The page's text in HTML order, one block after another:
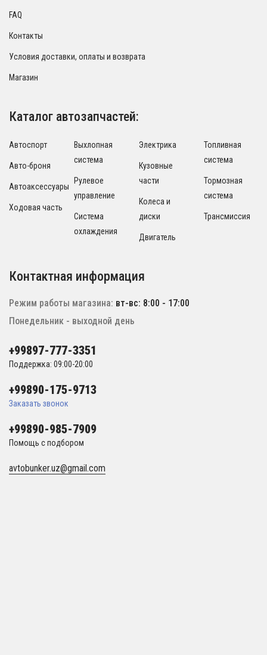
FAQ
Контакты
Условия доставки, оплаты и возврата
Магазин
Каталог автозапчастей:
Автоспорт
Авто-броня
Автоаксессуары
Ходовая часть
Выхлопная
система
Рулевое
управление
Система
охлаждения
Электрика
Кузовные
части
Колеса и
диски
Двигатель
Топливная
система
Тормозная
система
Трансмиссия
Контактная информация
Режим работы магазина: вт-вс: 8:00 - 17:00
Понедельник - выходной день
+99897-777-3351
Поддержка: 09:00-20:00
+99890-175-9713
Заказать звонок
+99890-985-7909
Помощь с подбором
avtobunker.uz@gmail.com